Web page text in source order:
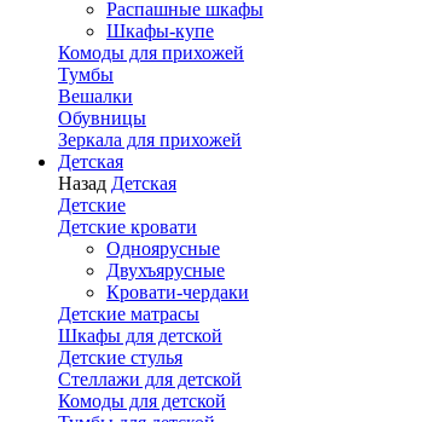
Распашные шкафы
Шкафы-купе
Комоды для прихожей
Тумбы
Вешалки
Обувницы
Зеркала для прихожей
Детская
Назад Детская
Детские
Детские кровати
Одноярусные
Двухъярусные
Кровати-чердаки
Детские матрасы
Шкафы для детской
Детские стулья
Стеллажи для детской
Комоды для детской